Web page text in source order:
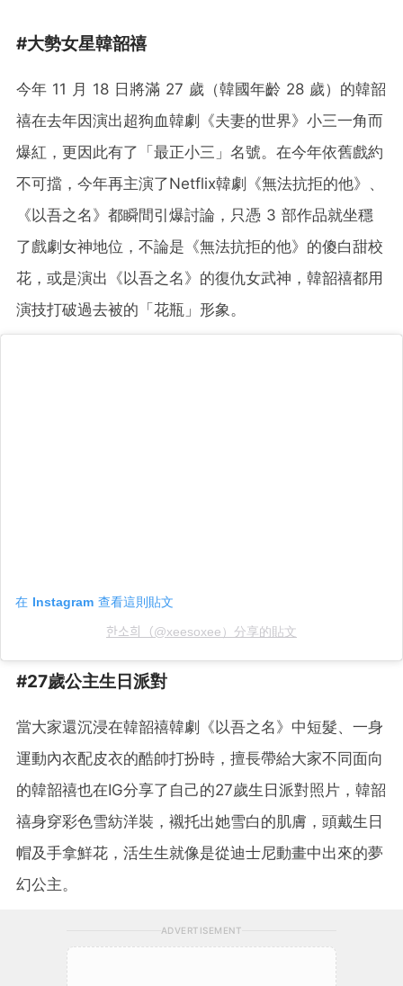
#大勢女星韓韶禧
今年 11 月 18 日將滿 27 歲（韓國年齡 28 歲）的韓韶
禧在去年因演出超狗血韓劇《夫妻的世界》小三一角而
爆紅，更因此有了「最正小三」名號。在今年依舊戲約
不可擋，今年再主演了Netflix韓劇《無法抗拒的他》、
《以吾之名》都瞬間引爆討論，只憑 3 部作品就坐穩
了戲劇女神地位，不論是《無法抗拒的他》的傻白甜校
花，或是演出《以吾之名》的復仇女武神，韓韶禧都用
演技打破過去被的「花瓶」形象。
在 Instagram 查看這則貼文
한소희（@xeesoxee）分享的貼文
#27歲公主生日派對
當大家還沉浸在韓韶禧韓劇《以吾之名》中短髮、一身
運動內衣配皮衣的酷帥打扮時，擅長帶給大家不同面向
的韓韶禧也在IG分享了自己的27歲生日派對照片，韓韶
禧身穿彩色雪紡洋裝，襯托出她雪白的肌膚，頭戴生日
帽及手拿鮮花，活生生就像是從迪士尼動畫中出來的夢
幻公主。
ADVERTISEMENT